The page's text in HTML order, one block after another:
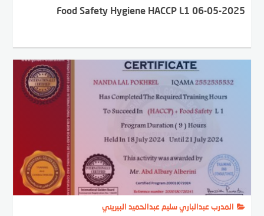
Food Safety Hygiene HACCP L1 06-05-2025
المدرب عبدالباري سليم عبدالحميد البيريني